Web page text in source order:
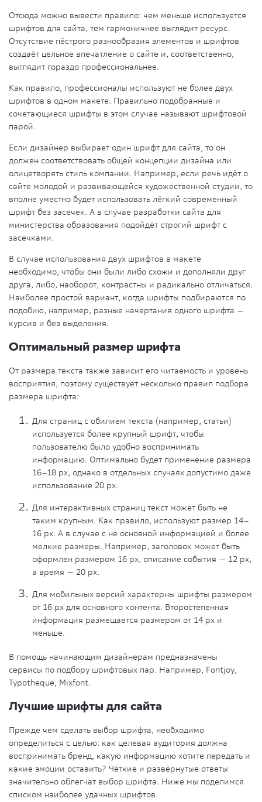
Отсюда можно вывести правило: чем меньше используется
шрифтов для сайта, тем гармоничнее выглядит ресурс.
Отсутствие пёстрого разнообразия элементов и шрифтов
создаёт цельное впечатление о сайте и, соответственно,
выглядит гораздо профессиональнее.
Как правило, профессионалы используют не более двух
шрифтов в одном макете. Правильно подобранные и
сочетающиеся шрифты в этом случае называют шрифтовой
парой.
Если дизайнер выбирает один шрифт для сайта, то он
должен соответствовать общей концепции дизайна или
олицетворять стиль компании. Например, если речь идёт о
сайте молодой и развивающейся художественной студии, то
вполне уместно будет использовать лёгкий современный
шрифт без засечек. А в случае разработки сайта для
министерства образования подойдёт строгий шрифт с
засечками.
В случае использования двух шрифтов в макете
необходимо, чтобы они были либо схожи и дополняли друг
друга, либо, наоборот, контрастны и радикально отличаться.
Наиболее простой вариант, когда шрифты подбираются по
подобию, например, разные начертания одного шрифта —
курсив и без выделения.
Оптимальный размер шрифта
От размера текста также зависит его читаемость и уровень
восприятия, поэтому существует несколько правил подбора
размера шрифта:
Для страниц с обилием текста (например, статьи)
используется более крупный шрифт, чтобы
пользователю было удобно воспринимать
информацию. Оптимально будет применение размера
16–18 рх, однако в отдельных случаях допустимо даже
использование 20 рх.
Для интерактивных страниц текст может быть не
таким крупным. Как правило, используют размер 14–
16 рх. А в случае с не основной информацией и более
мелкие размеры. Например, заголовок может быть
оформлен размером 16 рх, описание события — 12 рх,
а время — 20 рх.
Для мобильных версий характерны шрифты размером
от 16 рх для основного контента. Второстепенная
информация размещается размером от 14 рх и
меньше.
В помощь начинающим дизайнерам предназначены
сервисы по подбору шрифтовых пар. Например, Fontjoy,
Typotheque, Mixfont.
Лучшие шрифты для сайта
Прежде чем сделать выбор шрифта, необходимо
определиться с целью: как целевая аудитория должна
воспринимать бренд, какую информацию хотите передать и
какие эмоции оставить? Чёткие и развёрнутые ответы
значительно облегчат выбор шрифта. Ниже мы поделимся
списком наиболее удачных шрифтов.